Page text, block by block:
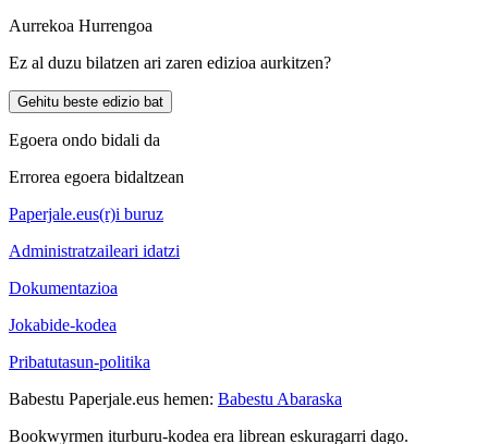
Aurrekoa Hurrengoa
Ez al duzu bilatzen ari zaren edizioa aurkitzen?
Gehitu beste edizio bat
Egoera ondo bidali da
Errorea egoera bidaltzean
Paperjale.eus(r)i buruz
Administratzaileari idatzi
Dokumentazioa
Jokabide-kodea
Pribatutasun-politika
Babestu Paperjale.eus hemen: Babestu Abaraska
Bookwyrmen iturburu-kodea era librean eskuragarri dago.